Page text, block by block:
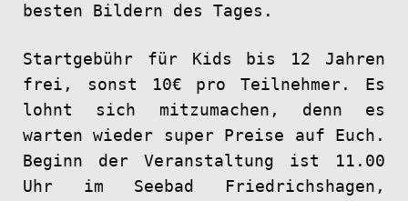
besten Bildern des Tages.
Startgebühr für Kids bis 12 Jahren
frei, sonst 10€ pro Teilnehmer. Es
lohnt sich mitzumachen, denn es
warten wieder super Preise auf Euch.
Beginn der Veranstaltung ist 11.00
Uhr im Seebad Friedrichshagen,